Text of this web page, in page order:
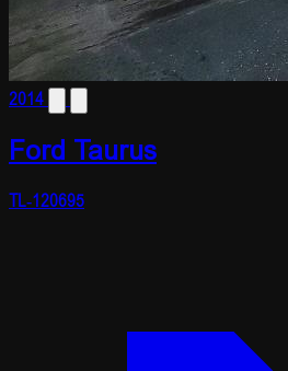
2014
Ford Taurus
TL-120695